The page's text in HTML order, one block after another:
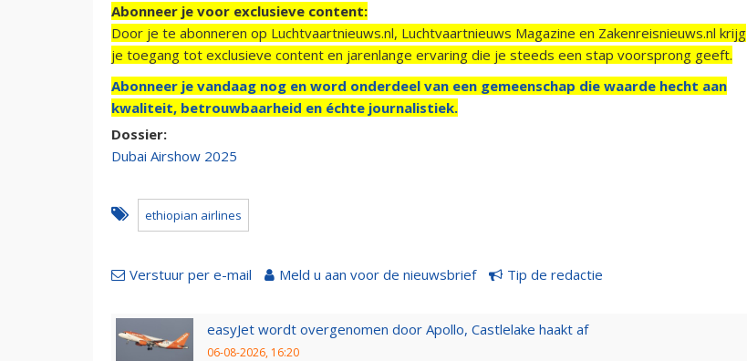
Abonneer je voor exclusieve content:
Door je te abonneren op Luchtvaartnieuws.nl, Luchtvaartnieuws Magazine en Zakenreisnieuws.nl krijg
je toegang tot exclusieve content en jarenlange ervaring die je steeds een stap voorsprong geeft.
Abonneer je vandaag nog en word onderdeel van een gemeenschap die waarde hecht aan
kwaliteit, betrouwbaarheid en échte journalistiek.
Dossier:
Dubai Airshow 2025
ethiopian airlines
Verstuur per e-mail Meld u aan voor de nieuwsbrief Tip de redactie
easyJet wordt overgenomen door Apollo, Castlelake haakt af
06-08-2026, 16:20